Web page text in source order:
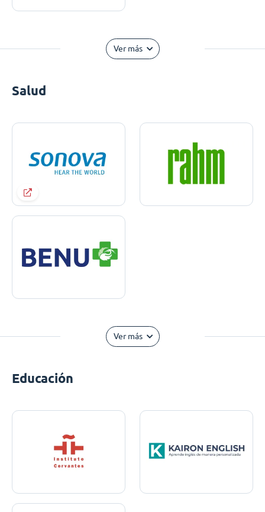
Ver más
Salud
Ver más
Educación